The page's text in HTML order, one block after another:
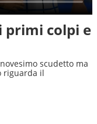
primi colpi e
scudetto ma
riguarda il